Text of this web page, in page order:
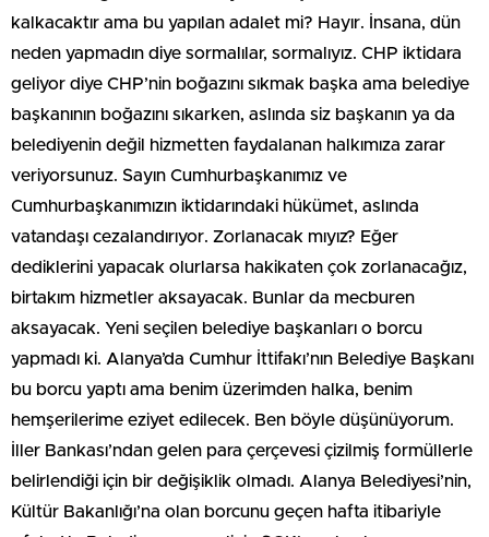
kalkacaktır ama bu yapılan adalet mi? Hayır. İnsana, dün
neden yapmadın diye sormalılar, sormalıyız. CHP iktidara
geliyor diye CHP’nin boğazını sıkmak başka ama belediye
başkanının boğazını sıkarken, aslında siz başkanın ya da
belediyenin değil hizmetten faydalanan halkımıza zarar
veriyorsunuz. Sayın Cumhurbaşkanımız ve
Cumhurbaşkanımızın iktidarındaki hükümet, aslında
vatandaşı cezalandırıyor. Zorlanacak mıyız? Eğer
dediklerini yapacak olurlarsa hakikaten çok zorlanacağız,
birtakım hizmetler aksayacak. Bunlar da mecburen
aksayacak. Yeni seçilen belediye başkanları o borcu
yapmadı ki. Alanya’da Cumhur İttifakı’nın Belediye Başkanı
bu borcu yaptı ama benim üzerimden halka, benim
hemşerilerime eziyet edilecek. Ben böyle düşünüyorum.
İller Bankası’ndan gelen para çerçevesi çizilmiş formüllerle
belirlendiği için bir değişiklik olmadı. Alanya Belediyesi’nin,
Kültür Bakanlığı’na olan borcunu geçen hafta itibariyle